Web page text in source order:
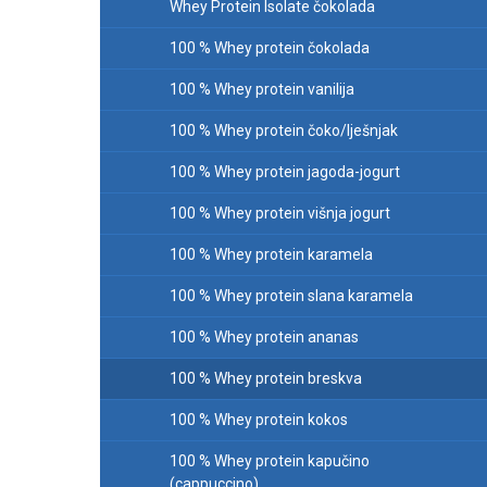
Whey Protein Isolate čokolada
100 % Whey protein čokolada
100 % Whey protein vanilija
100 % Whey protein čoko/lješnjak
100 % Whey protein jagoda-jogurt
100 % Whey protein višnja jogurt
100 % Whey protein karamela
100 % Whey protein slana karamela
100 % Whey protein ananas
100 % Whey protein breskva
100 % Whey protein kokos
100 % Whey protein kapučino